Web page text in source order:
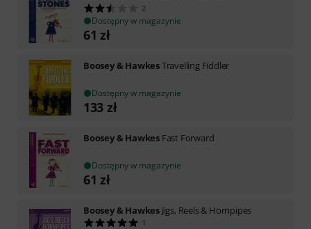
2
Dostępny w magazynie
61 zł
Boosey & HawkesTravelling Fiddler
Dostępny w magazynie
133 zł
Boosey & Hawkes Fast Forward
Dostępny w magazynie
61 zł
Boosey & Hawkes Jigs, Reels & Hornpipes
1